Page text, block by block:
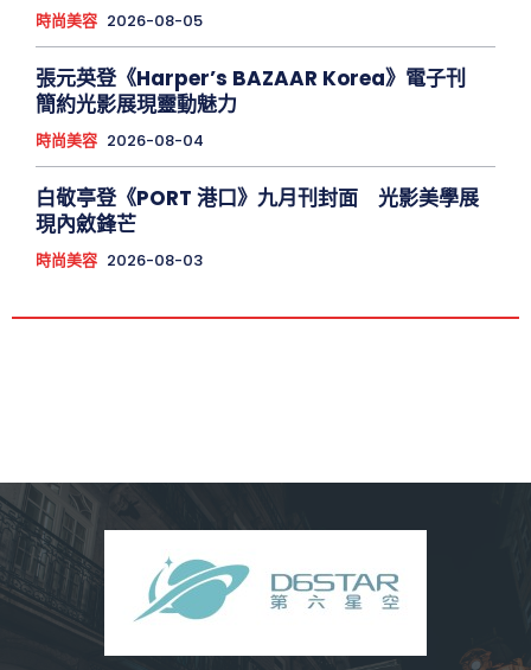
時尚美容 2026-08-05
張元英登《Harper’s BAZAAR Korea》電子刊
簡約光影展現靈動魅力
時尚美容 2026-08-04
白敬亭登《PORT 港口》九月刊封面 光影美學展
現內斂鋒芒
時尚美容 2026-08-03